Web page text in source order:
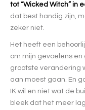
tot “Wicked Witch” in
dat best handig zijn,
zeker niet.
Het heeft een
om mijn gevoelens
grootste verandering
aan moest gaan. En
IK wil en niet wat de
bleek dat het meer